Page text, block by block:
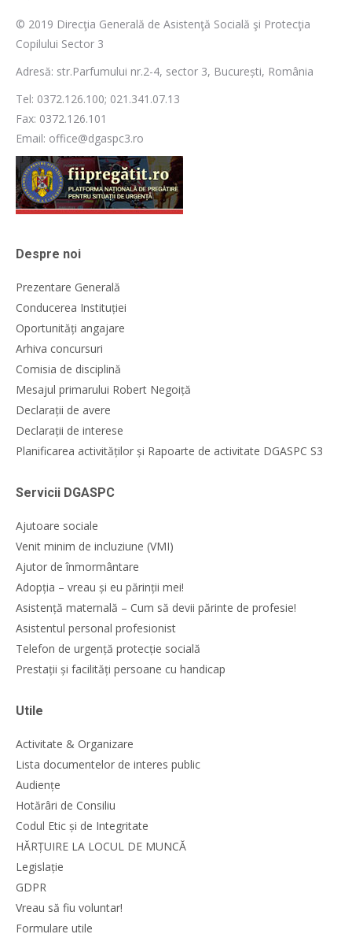
© 2019 Direcţia Generală de Asistenţă Socială şi Protecţia
Copilului Sector 3
Adresă: str.Parfumului nr.2-4, sector 3, București, România
Tel: 0372.126.100; 021.341.07.13
Fax: 0372.126.101
Email: office@dgaspc3.ro
Despre noi
Prezentare Generală
Conducerea Instituției
Oportunități angajare
Arhiva concursuri
Comisia de disciplină
Mesajul primarului Robert Negoiță
Declarații de avere
Declarații de interese
Planificarea activităților și Rapoarte de activitate DGASPC S3
Servicii DGASPC
Ajutoare sociale
Venit minim de incluziune (VMI)
Ajutor de înmormântare
Adopția – vreau și eu părinții mei!
Asistență maternală – Cum să devii părinte de profesie!
Asistentul personal profesionist
Telefon de urgență protecție socială
Prestații și facilități persoane cu handicap
Utile
Activitate & Organizare
Lista documentelor de interes public
Audiențe
Hotărâri de Consiliu
Codul Etic și de Integritate
HĂRȚUIRE LA LOCUL DE MUNCĂ
Legislație
GDPR
Vreau să fiu voluntar!
Formulare utile